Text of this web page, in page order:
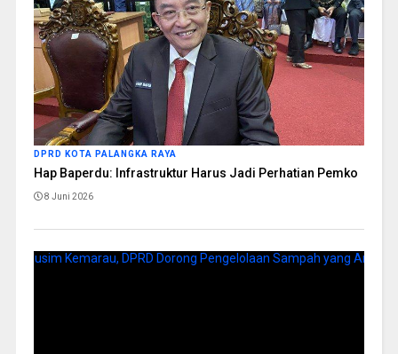
DPRD KOTA PALANGKA RAYA
Hap Baperdu: Infrastruktur Harus Jadi Perhatian Pemko
8 Juni 2026